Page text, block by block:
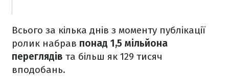
Всього за кілька днів з моменту публікації
ролик набрав понад 1,5 мільйона
переглядів та більш як 129 тисяч
вподобань.